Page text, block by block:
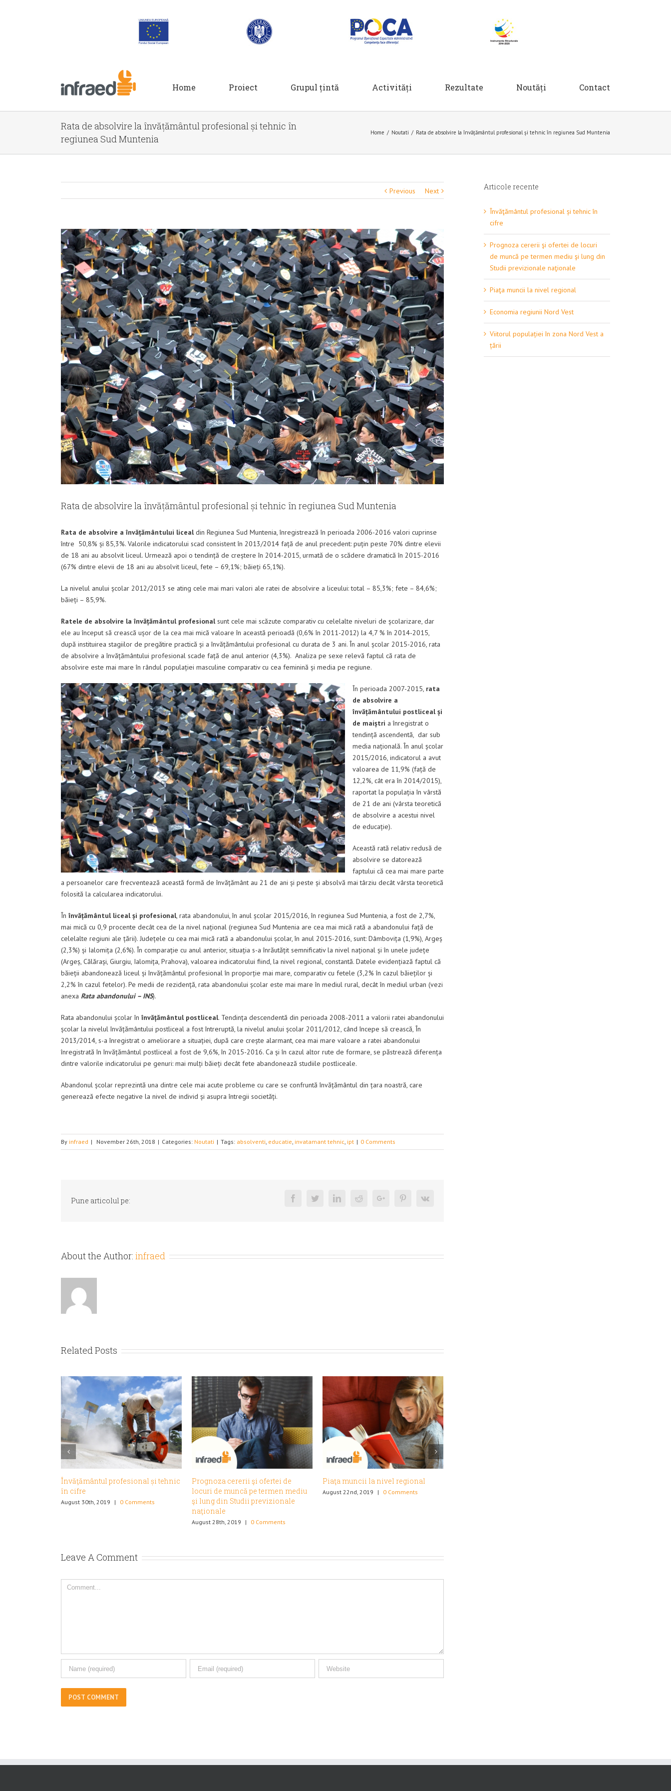
Home Proiect Grupul țintă Activități Rezultate Noutăți Contact
Rata de absolvire la învățământul profesional și tehnic în
regiunea Sud Muntenia
Home / Noutati / Rata de absolvire la învățământul profesional și tehnic în regiunea Sud Muntenia
Previous Next
View
Larger
Image
Rata de absolvire la învățământul profesional și tehnic în regiunea Sud Muntenia
Rata de absolvire a învățământului licealdin Regiunea Sud Muntenia, înregistrează în perioada 2006-2016 valori cuprinse
între 50,8% și 85,3%. Valorile indicatorului scad consistent în 2013/2014 față de anul precedent: puțin peste 70% dintre elevii
de 18 ani au absolvit liceul. Urmează apoi o tendință de creștere în 2014-2015, urmată de o scădere dramatică în 2015-2016
(67% dintre elevii de 18 ani au absolvit liceul, fete – 69,1%; băieți 65,1%).
La nivelul anului școlar 2012/2013 se ating cele mai mari valori ale ratei de absolvire a liceului: total – 85,3%; fete – 84,6%;
băieți – 85,9%.
Ratele de absolvire la învățământul profesionalsunt cele mai scăzute comparativ cu celelalte niveluri de școlarizare, dar
ele au început să crească ușor de la cea mai mică valoare în această perioadă (0,6% în 2011-2012) la 4,7 % în 2014-2015,
după instituirea stagiilor de pregătire practică și a învățământului profesional cu durata de 3 ani. În anul școlar 2015-2016, rata
de absolvire a învățământului profesional scade față de anul anterior (4,3%). Analiza pe sexe relevă faptul că rata de
absolvire este mai mare în rândul populației masculine comparativ cu cea feminină și media pe regiune.
În perioada 2007-2015, rata
de absolvire a
învățământului postliceal și
de maiștri a înregistrat o
tendință ascendentă, dar sub
media națională. În anul școlar
2015/2016, indicatorul a avut
valoarea de 11,9% (față de
12,2%, cât era în 2014/2015),
raportat la populația în vârstă
de 21 de ani (vârsta teoretică
de absolvire a acestui nivel
de educație).
Această rată relativ redusă de
absolvire se datorează
faptului că cea mai mare parte
a persoanelor care frecventează această formă de învățământ au 21 de ani și peste și absolvă mai târziu decât vârsta teoretică
folosită la calcularea indicatorului.
În învățământul liceal și profesional, rata abandonului, în anul școlar 2015/2016, în regiunea Sud Muntenia, a fost de 2,7%,
mai mică cu 0,9 procente decât cea de la nivel național (regiunea Sud Muntenia are cea mai mică rată a abandonului față de
celelalte regiuni ale țării). Județele cu cea mai mică rată a abandonului școlar, în anul 2015-2016, sunt: Dâmbovița (1,9%), Argeș
(2,3%) și Ialomița (2,6%). În comparație cu anul anterior, situația s-a înrăutățit semnificativ la nivel național și în unele județe
(Argeș, Călărași, Giurgiu, Ialomița, Prahova), valoarea indicatorului fiind, la nivel regional, constantă. Datele evidențiază faptul că
băieții abandonează liceul și învățământul profesional în proporție mai mare, comparativ cu fetele (3,2% în cazul băieților și
2,2% în cazul fetelor). Pe medii de rezidență, rata abandonului școlar este mai mare în mediul rural, decât în mediul urban (vezi
anexa Rata abandonului – INS).
Rata abandonului școlar în învățământul postliceal. Tendința descendentă din perioada 2008-2011 a valorii ratei abandonului
școlar la nivelul învățământului postliceal a fost întreruptă, la nivelul anului școlar 2011/2012, când începe să crească, În
2013/2014, s-a înregistrat o ameliorare a situației, după care crește alarmant, cea mai mare valoare a ratei abandonului
înregistrată în învățământul postliceal a fost de 9,6%, în 2015-2016. Ca și în cazul altor rute de formare, se păstrează diferența
dintre valorile indicatorului pe genuri: mai mulți băieți decât fete abandonează studiile postliceale.
Abandonul școlar reprezintă una dintre cele mai acute probleme cu care se confruntă învățământul din țara noastră, care
generează efecte negative la nivel de individ și asupra întregii societăți.
By infraed | November 26th, 2018 | Categories: Noutati | Tags: absolventi, educatie, invatamant tehnic, ipt | 0 Comments
Pune articolul pe: FacebookTwitterLinkedinRedditGoogle+ PinterestVk
About the Author: infraed
Related Posts
Prognoza cererii şi ofertei de
locuri de muncă pe termen mediu
şi lung din Studii previzionale
Piaţa muncii la nivel regional
August 22nd, 2019 | 0 Comments
Economia regiunii Nord Vest
August 19th, 2019 0 Comments
Leave A Comment
Comment
Articole recente
Învăţământul profesional și tehnic în
cifre
Prognoza cererii şi ofertei de locuri
de muncă pe termen mediu şi lung din
Studii previzionale naţionale
Piaţa muncii la nivel regional
Economia regiunii Nord Vest
Viitorul populației în zona Nord Vest a
țării